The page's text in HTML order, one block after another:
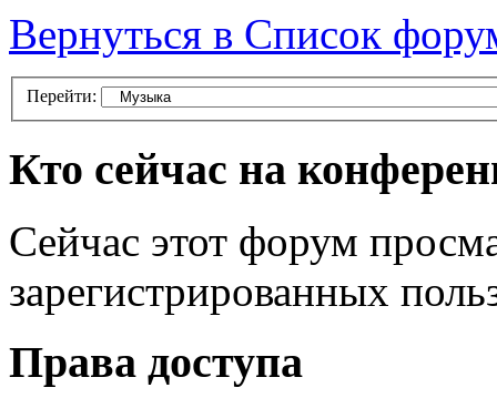
Вернуться в Список
Перейти:
Кто сейчас на
Сейчас этот форум
зарегистрированных
Права доступа